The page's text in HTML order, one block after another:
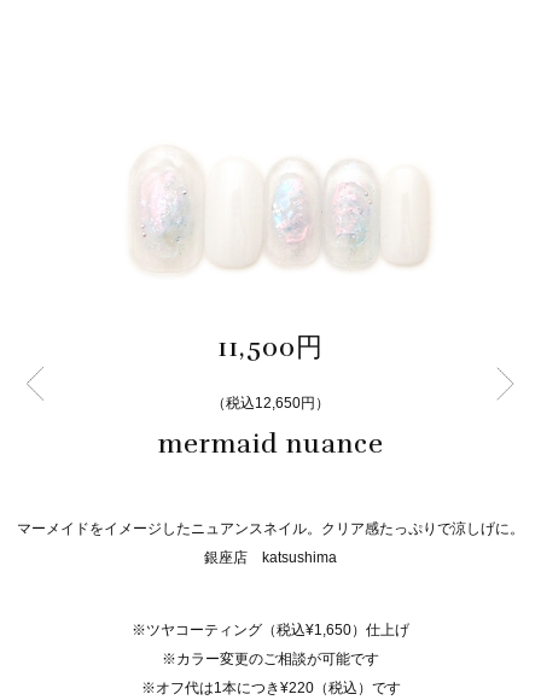
11,500円
（税込12,650円）
mermaid nuance
マーメイドをイメージしたニュアンスネイル。クリア感たっぷりで涼しげに。
銀座店 katsushima
※ツヤコーティング（税込¥1,650）仕上げ
※カラー変更のご相談が可能です
※オフ代は1本につき¥220（税込）です